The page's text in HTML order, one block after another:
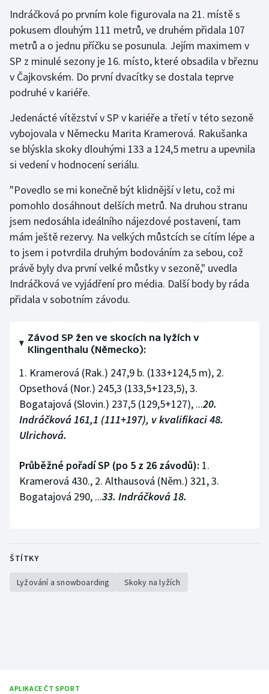
Futsal
Golf
Gymnastika
Jezdectví
Judo
Krasobruslení
Lezení
Lyže a snowboard
Moderní pětiboj
Olympijské hry
Plavání
Plážový volejbal
Rychlobruslení
Vodní slalom
Indráčková po prvním kole figurovala na 21. místě s
pokusem dlouhým 111 metrů, ve druhém přidala 107
metrů a o jednu příčku se posunula. Jejím maximem v
SP z minulé sezony je 16. místo, které obsadila v březnu
v Čajkovském. Do první dvacítky se dostala teprve
podruhé v kariéře.
Jedenácté vítězství v SP v kariéře a třetí v této sezoně
vybojovala v Německu Marita Kramerová. Rakušanka
se blýskla skoky dlouhými 133 a 124,5 metru a upevnila
si vedení v hodnocení seriálu.
"Povedlo se mi konečně být klidnější v letu, což mi
pomohlo dosáhnout delších metrů. Na druhou stranu
jsem nedosáhla ideálního nájezdové postavení, tam
mám ještě rezervy. Na velkých můstcích se cítím lépe a
to jsem i potvrdila druhým bodováním za sebou, což
právě byly dva první velké můstky v sezoně," uvedla
Indráčková ve vyjádření pro média. Další body by ráda
přidala v sobotním závodu.
Závod SP žen ve skocích na lyžích v
Klingenthalu (Německo):
1. Kramerová (Rak.) 247,9 b. (133+124,5 m), 2.
Opsethová (Nor.) 245,3 (133,5+123,5), 3.
Bogatajová (Slovin.) 237,5 (129,5+127), ...20.
Indráčková 161,1 (111+197), v kvalifikaci 48.
Ulrichová.
Průběžné pořadí SP (po 5 z 26 závodů): 1.
Kramerová 430., 2. Althausová (Něm.) 321, 3.
Bogatajová 290, ...33. Indráčková 18.
ŠTÍTKY
Lyžování a snowboarding Skoky na lyžích
APLIKACE ČT SPORT